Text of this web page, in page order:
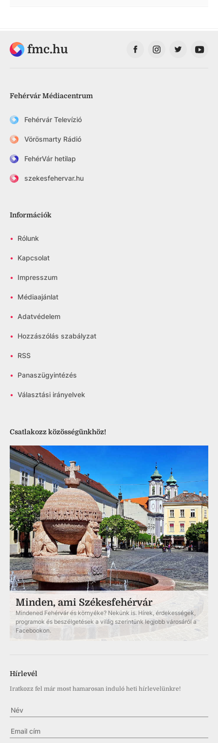
fmc.hu
Fehérvár Médiacentrum
Fehérvár Televízió
Vörösmarty Rádió
FehérVár hetilap
szekesfehervar.hu
Információk
• Rólunk
• Kapcsolat
• Impresszum
• Médiaajánlat
• Adatvédelem
• Hozzászólás szabályzat
• RSS
• Panaszügyintézés
• Választási irányelvek
Csatlakozz közösségünkhöz!
Minden, ami Székesfehérvár
Mindened Fehérvár és környéke? Nekünk is. Hírek, érdekességek,
programok és beszélgetések a világ szerintünk legjobb városáról a
Facebookon.
Hírlevél
Iratkozz fel már most hamarosan induló heti hírlevelünkre!